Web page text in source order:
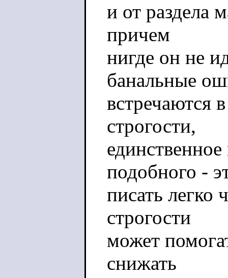
и от раздела
причем
нигде он не
банальные
встречаются
строгости,
подобного -
писать легко
строгости
может
снижать